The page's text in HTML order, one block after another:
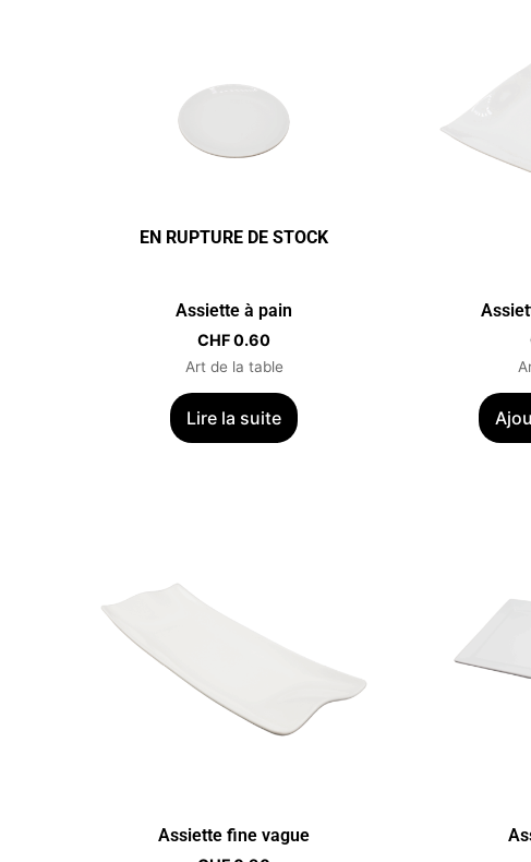
EN RUPTURE DE STOCK
Assiette à pain
CHF0.60
Art de la table
Lire la suite
Assiette fine vague